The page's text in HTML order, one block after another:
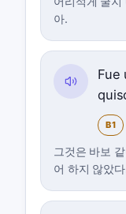
아.
Fue
B1
그것은 바보
어 하지 않았